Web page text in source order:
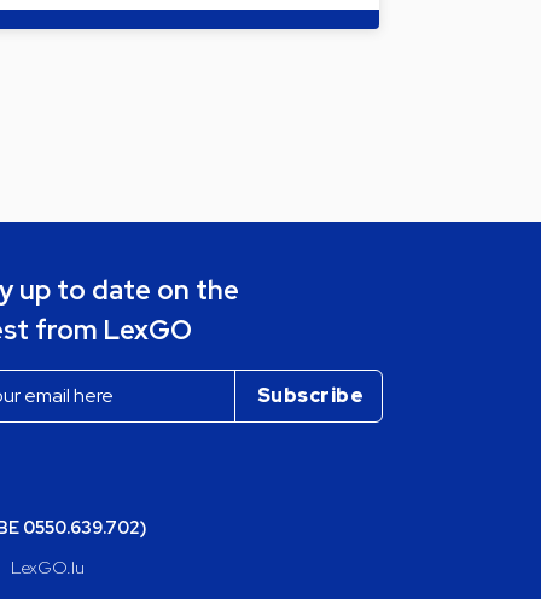
up to date on the
from LexGO
0550.639.702)
LexGO.lu